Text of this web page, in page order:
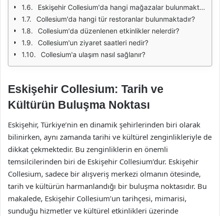
Eskişehir Collesium'da hangi mağazalar bulunmaktadır?
Collesium'da hangi tür restoranlar bulunmaktadır?
Collesium'da düzenlenen etkinlikler nelerdir?
Collesium'un ziyaret saatleri nedir?
Collesium'a ulaşım nasıl sağlanır?
Eskişehir Collesium: Tarih ve
Kültürün Buluşma Noktası
Eskişehir, Türkiye’nin en dinamik şehirlerinden biri olarak
bilinirken, aynı zamanda tarihi ve kültürel zenginlikleriyle de
dikkat çekmektedir. Bu zenginliklerin en önemli
temsilcilerinden biri de Eskişehir Collesium’dur. Eskişehir
Collesium, sadece bir alışveriş merkezi olmanın ötesinde,
tarih ve kültürün harmanlandığı bir buluşma noktasıdır. Bu
makalede, Eskişehir Collesium’un tarihçesi, mimarisi,
sunduğu hizmetler ve kültürel etkinlikleri üzerinde